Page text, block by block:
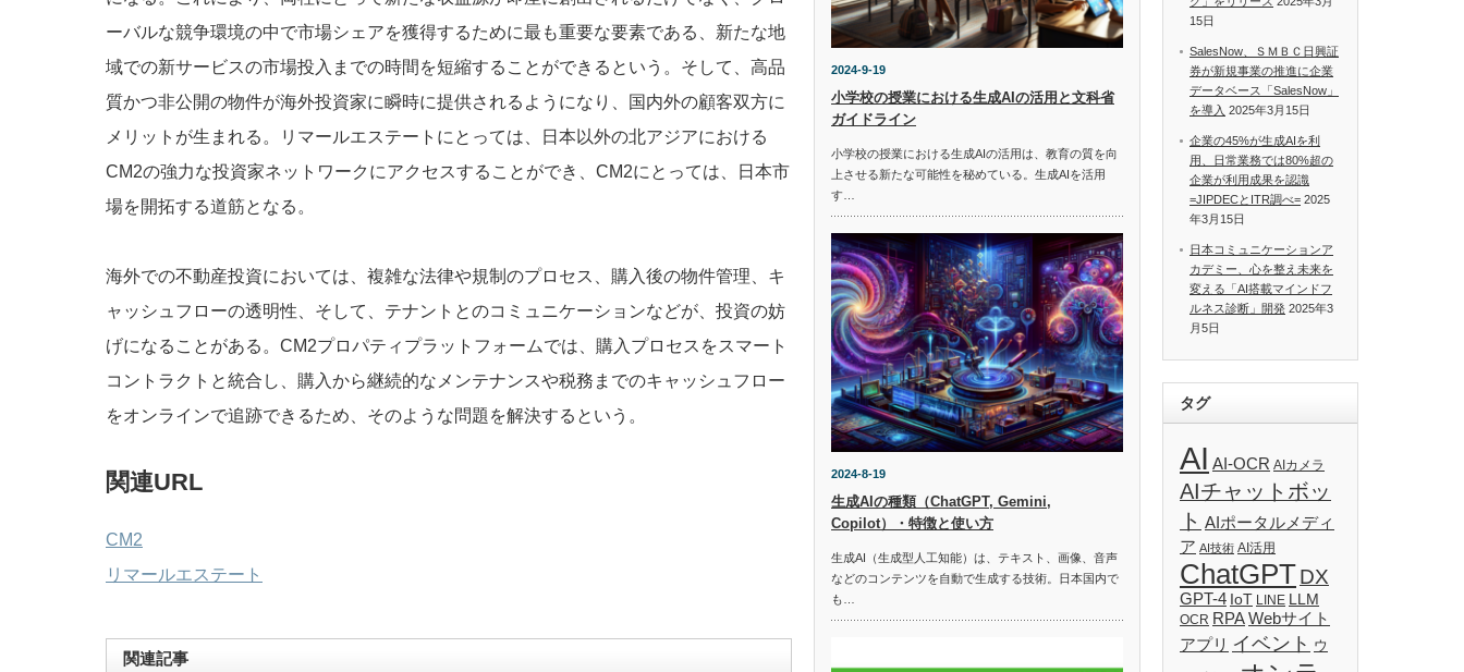
ーバルな競争環境の中で市場シェアを獲得するために最も重要な要素である、新たな地
域での新サービスの市場投入までの時間を短縮することができるという。そして、高品
質かつ非公開の物件が海外投資家に瞬時に提供されるようになり、国内外の顧客双方に
メリットが生まれる。リマールエステートにとっては、日本以外の北アジアにおける
CM2の強力な投資家ネットワークにアクセスすることができ、CM2にとっては、日本市
場を開拓する道筋となる。
海外での不動産投資においては、複雑な法律や規制のプロセス、購入後の物件管理、キ
ャッシュフローの透明性、そして、テナントとのコミュニケーションなどが、投資の妨
げになることがある。CM2プロパティプラットフォームでは、購入プロセスをスマート
コントラクトと統合し、購入から継続的なメンテナンスや税務までのキャッシュフロー
をオンラインで追跡できるため、そのような問題を解決するという。
関連URL
CM2
リマールエステート
関連記事
2024-9-19
小学校の授業における生成AIの活用と文科省
ガイドライン
小学校の授業における生成AIの活用は、教育の質を向
上させる新たな可能性を秘めている。生成AIを活用
す…
2024-8-19
生成AIの種類（ChatGPT, Gemini,
Copilot）・特徴と使い方
生成AI（生成型人工知能）は、テキスト、画像、音声
などのコンテンツを自動で生成する技術。日本国内で
も…
15日
SalesNow、ＳＭＢＣ日興証
券が新規事業の推進に企業
データベース「SalesNow」
を導入 2025年3月15日
企業の45%が生成AIを利
用、日常業務では80%超の
企業が利用成果を認識
=JIPDECとITR調べ= 2025
年3月15日
日本コミュニケーションア
カデミー、心を整え未来を
変える「AI搭載マインドフ
ルネス診断」開発 2025年3
月5日
タグ
AI AI-OCR AIカメラ
AIチャットボッ
ト AIポータルメディ
ア AI技術 AI活用
ChatGPTDX
GPT-4 IoT LINE LLM
OCR RPAWebサイト
アプリ イベント ウ